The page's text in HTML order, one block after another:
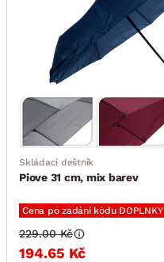
Skládací deštník
Piove 31 cm, mix barev
Cena po zadání kódu DOPLNKY
194.65 Kč
229.00 Kč